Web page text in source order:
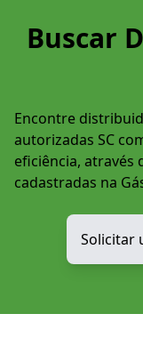
Buscar
Encontre
autorizadas SC
eficiência, através
cadastradas na
Solicitar